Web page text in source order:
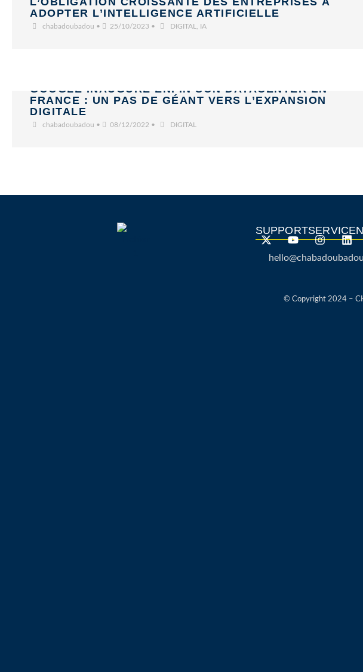
ADOPTER L’INTELLIGENCE ARTIFICIELLE
chabadoubadou • 25/10/2023 • DIGITAL IA
GOOGLE INAUGURE ENFIN SON DATACENTER EN
FRANCE : UN PAS DE GÉANT VERS L’EXPANSION
DIGITALE
chabadoubadou • 08/12/2022 • DIGITAL
SUPPORTSERVICE
© Copyright 2024 –